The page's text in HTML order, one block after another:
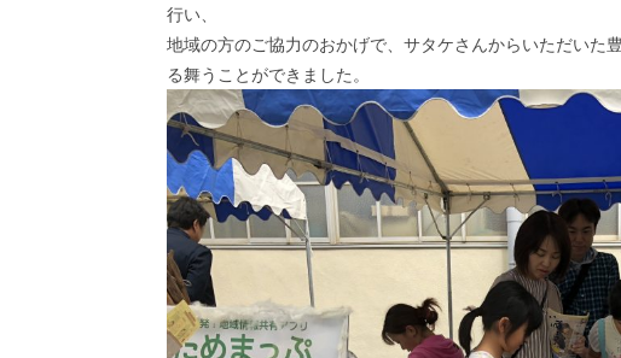
行い、
地域の方のご協力のおかげで、サタケさんからいただいた
る舞うことができました。